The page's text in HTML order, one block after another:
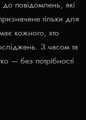
до повідомлень, які
тільки для
кожного, хто
З часом та
— без потрібності